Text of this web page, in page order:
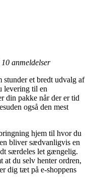
10 anmeldelser
et bredt udvalg af
levering til en
din pakke når der er tid
også den mest
hjem til hvor du
bliver sædvanligvis en
særdeles let gængelig.
at du selv henter ordren,
dig tæt på e-shoppens